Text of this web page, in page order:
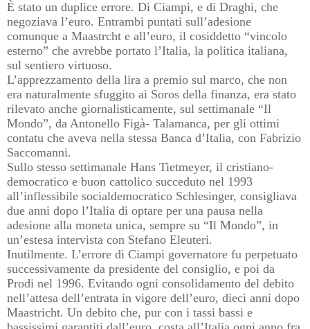
È stato un duplice errore. Di Ciampi, e di Draghi, che
negoziava l’euro. Entrambi puntati sull’adesione
comunque a Maastrcht e all’euro, il cosiddetto “vincolo
esterno” che avrebbe portato l’Italia, la politica italiana,
sul sentiero virtuoso.
L’apprezzamento della lira a premio sul marco, che non
era naturalmente sfuggito ai Soros della finanza, era stato
rilevato anche giornalisticamente, sul settimanale “Il
Mondo”, da Antonello Figà- Talamanca, per gli ottimi
contatu che aveva nella stessa Banca d’Italia, con Fabrizio
Saccomanni.
Sullo stesso settimanale Hans Tietmeyer, il cristiano-
democratico e buon cattolico succeduto nel 1993
all’inflessibile socialdemocratico Schlesinger, consigliava
due anni dopo l’Italia di optare per una pausa nella
adesione alla moneta unica, sempre su “Il Mondo”, in
un’estesa intervista con Stefano Eleuteri.
Inutilmente. L’errore di Ciampi governatore fu perpetuato
successivamente da presidente del consiglio, e poi da
Prodi nel 1996. Evitando ogni consolidamento del debito
nell’attesa dell’entrata in vigore dell’euro, dieci anni dopo
Maastricht. Un debito che, pur con i tassi bassi e